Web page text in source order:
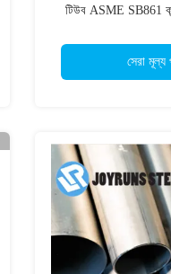
টিউব ASME SB861
সেরা মূল্য